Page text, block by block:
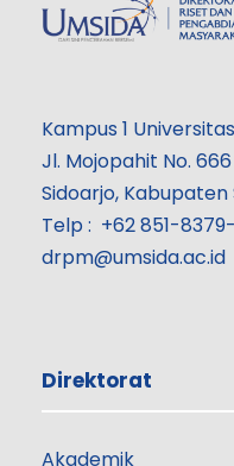
Kampus 1
Jl. Mojopahit No.
Sidoarjo, Kabupaten
Telp : +62 851-
drpm@umsida.ac.id
Direktorat
Akademik